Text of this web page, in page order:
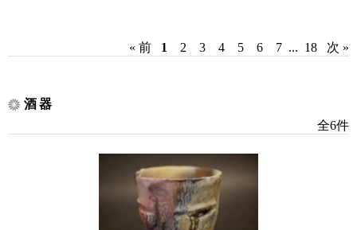
« 前 1 2 3 4 5 6 7 ... 18 次 »
酒器
全6件